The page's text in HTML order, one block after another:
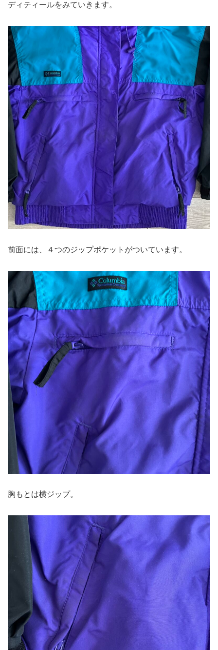
ディティールをみていきます。
前面には、４つのジップポケットがついています。
胸もとは横ジップ。